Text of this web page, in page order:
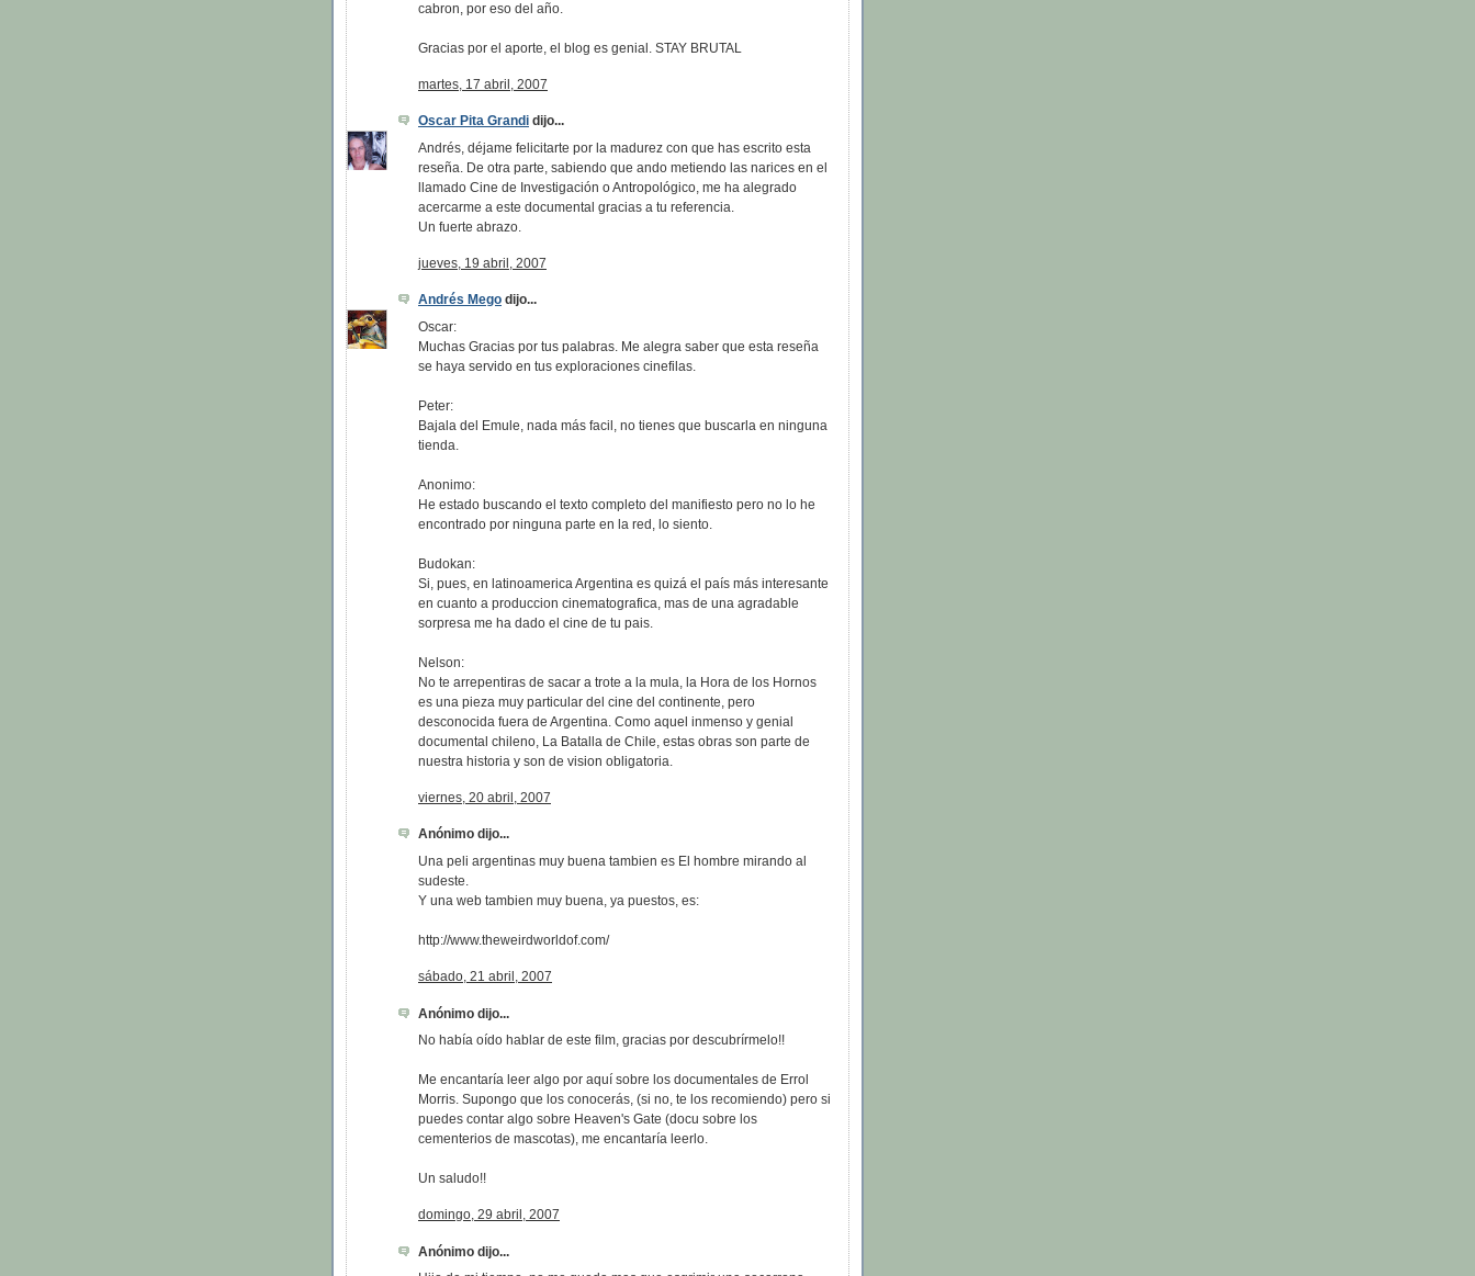
cabron, por eso del año.
Gracias por el aporte, el blog es genial. STAY BRUTAL
martes, 17 abril, 2007
Oscar Pita Grandi dijo...
Andrés, déjame felicitarte por la madurez con que has escrito esta
reseña. De otra parte, sabiendo que ando metiendo las narices en el
llamado Cine de Investigación o Antropológico, me ha alegrado
acercarme a este documental gracias a tu referencia.
Un fuerte abrazo.
jueves, 19 abril, 2007
Andrés Mego dijo...
Oscar:
Muchas Gracias por tus palabras. Me alegra saber que esta reseña
se haya servido en tus exploraciones cinefilas.
Peter:
Bajala del Emule, nada más facil, no tienes que buscarla en ninguna
tienda.
Anonimo:
He estado buscando el texto completo del manifiesto pero no lo he
encontrado por ninguna parte en la red, lo siento.
Budokan:
Si, pues, en latinoamerica Argentina es quizá el país más interesante
en cuanto a produccion cinematografica, mas de una agradable
sorpresa me ha dado el cine de tu pais.
Nelson:
No te arrepentiras de sacar a trote a la mula, la Hora de los Hornos
es una pieza muy particular del cine del continente, pero
desconocida fuera de Argentina. Como aquel inmenso y genial
documental chileno, La Batalla de Chile, estas obras son parte de
nuestra historia y son de vision obligatoria.
viernes, 20 abril, 2007
Anónimo dijo...
Una peli argentinas muy buena tambien es El hombre mirando al
sudeste.
Y una web tambien muy buena, ya puestos, es:
http://www.theweirdworldof.com/
sábado, 21 abril, 2007
Anónimo dijo...
No había oído hablar de este film, gracias por descubrírmelo!!
Me encantaría leer algo por aquí sobre los documentales de Errol
Morris. Supongo que los conocerás, (si no, te los recomiendo) pero si
puedes contar algo sobre Heaven's Gate (docu sobre los
cementerios de mascotas), me encantaría leerlo.
Un saludo!!
domingo, 29 abril, 2007
Anónimo dijo...